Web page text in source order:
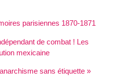
parisiennes 1870-1871
de combat ! Les
mexicaine
sans étiquette »